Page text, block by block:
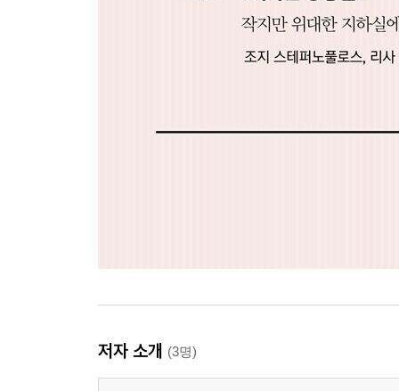
저자 소개 (3명)